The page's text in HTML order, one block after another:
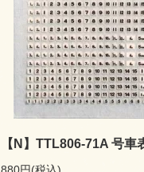
【N】TTL806-71A 号車
880円(税込)